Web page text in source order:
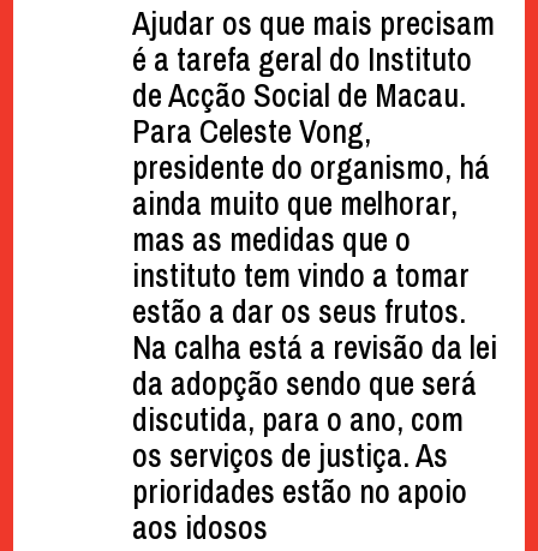
Ajudar os que mais precisam
é a tarefa geral do Instituto
de Acção Social de Macau.
Para Celeste Vong,
presidente do organismo, há
ainda muito que melhorar,
mas as medidas que o
instituto tem vindo a tomar
estão a dar os seus frutos.
Na calha está a revisão da lei
da adopção sendo que será
discutida, para o ano, com
os serviços de justiça. As
prioridades estão no apoio
aos idosos